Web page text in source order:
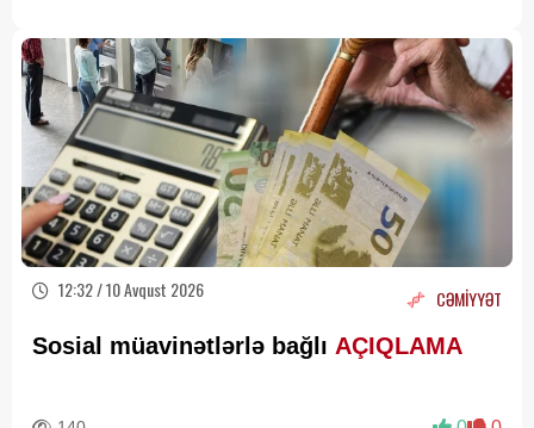
12:32 / 10 Avqust 2026 CƏMİYYƏT
Sosial müavinətlərlə bağlı AÇIQLAMA